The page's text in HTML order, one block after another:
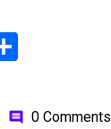
comment 0 Comments